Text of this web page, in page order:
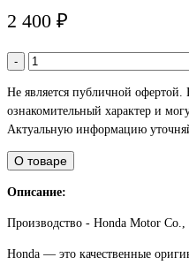
2 400 ₽
-
Не является публичной
ознакомительный характер и
Актуальную информацию
О товаре
Описание:
Производство - Honda Motor
Honda — это качественные